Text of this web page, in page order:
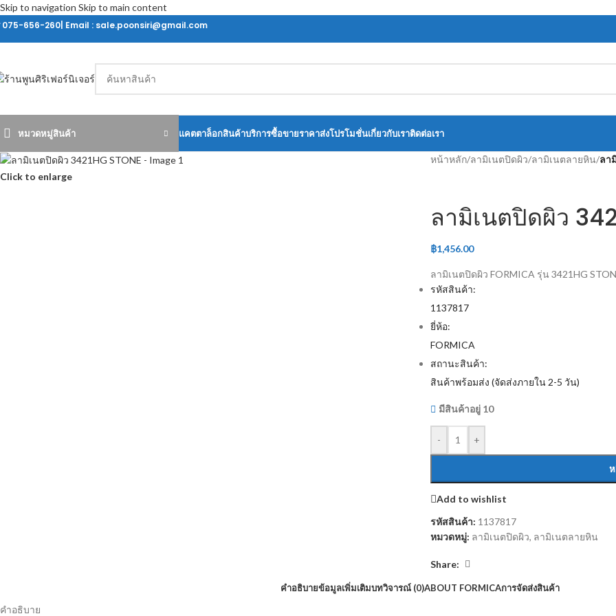
Skip to navigation Skip to main content
075-656-260| Email : sale.poonsiri@gmail.com
หมวดหมู่สินค้า แคตตาล็อกสินค้าบริการซื้อขายราคาส่งโปรโมชั่นเกี่ยวกับเราติดต่อเรา
Click to enlarge
หน้าหลัก/ลามิเนตปิดผิว/ลามิเนตลายหิน/ลา
ลามิเนตปิดผิว
฿1,456.00
ลามิเนตปิดผิว FORMICA รุ่น 3421HG
รหัสสินค้า:
1137817
ยี่ห้อ:
FORMICA
สถานะสินค้า:
สินค้าพร้อมส่ง (จัดส่งภายใน 2-5 วัน)
มีสินค้าอยู่ 10
- +
ห
Add to wishlist
รหัสสินค้า: 1137817
หมวดหมู่: ลามิเนตปิดผิว, ลามิเนตลายหิน
Share:
คำอธิบายข้อมูลเพิ่มเติมบทวิจารณ์ (0)ABOUT FORMICAการจัดส่งสินค้า
คำอธิบาย